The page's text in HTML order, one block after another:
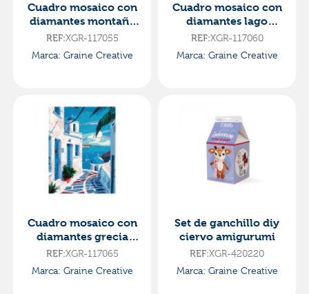
Cuadro mosaico con
diamantes montaña
30x40cm diamond
painting
REF:XGR-117055
Marca: Graine Creative
Cuadro mosaico con
diamantes lago
40x50cm diamond
painting
REF:XGR-117060
Marca: Graine Creative
Cuadro mosaico con
diamantes grecia
30x40cm diamond
painting
REF:XGR-117065
Marca: Graine Creative
Set de ganchillo diy
ciervo amigurumi
REF:XGR-420220
Marca: Graine Creative